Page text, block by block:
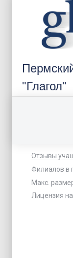
"Глагол"
Отзывы
Филиалов в
Макс.
Лицензия